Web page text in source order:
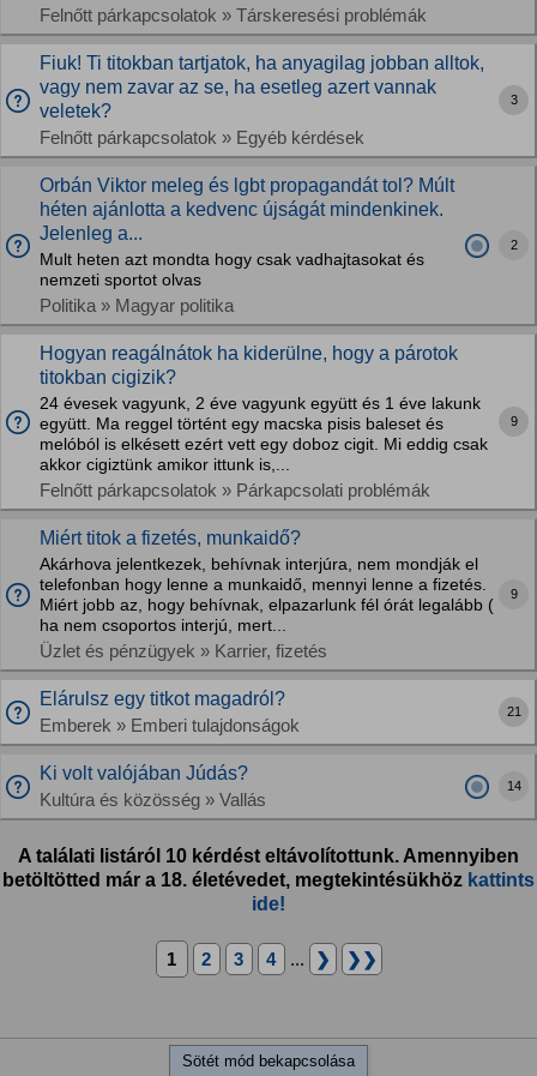
Felnőtt párkapcsolatok » Társkeresési problémák
Fiuk! Ti titokban tartjatok, ha anyagilag jobban alltok,
vagy nem zavar az se, ha esetleg azert vannak
veletek?
Felnőtt párkapcsolatok » Egyéb kérdések
3
Orbán Viktor meleg és lgbt propagandát tol? Múlt
héten ajánlotta a kedvenc újságát mindenkinek.
Jelenleg a...
Mult heten azt mondta hogy csak vadhajtasokat és
nemzeti sportot olvas
Politika » Magyar politika
2
Hogyan reagálnátok ha kiderülne, hogy a párotok
titokban cigizik?
24 évesek vagyunk, 2 éve vagyunk együtt és 1 éve lakunk
együtt. Ma reggel történt egy macska pisis baleset és
melóból is elkésett ezért vett egy doboz cigit. Mi eddig csak
akkor cigiztünk amikor ittunk is,...
Felnőtt párkapcsolatok » Párkapcsolati problémák
9
Miért titok a fizetés, munkaidő?
Akárhova jelentkezek, behívnak interjúra, nem mondják el
telefonban hogy lenne a munkaidő, mennyi lenne a fizetés.
Miért jobb az, hogy behívnak, elpazarlunk fél órát legalább (
ha nem csoportos interjú, mert...
Üzlet és pénzügyek » Karrier, fizetés
9
Elárulsz egy titkot magadról?
Emberek » Emberi tulajdonságok
21
Ki volt valójában Júdás?
Kultúra és közösség » Vallás
14
A találati listáról 10 kérdést eltávolítottunk. Amennyiben
betöltötted már a 18. életévedet, megtekintésükhöz kattints
ide!
1 2 3 4 ... ❯ ❯❯
Sötét mód bekapcsolása